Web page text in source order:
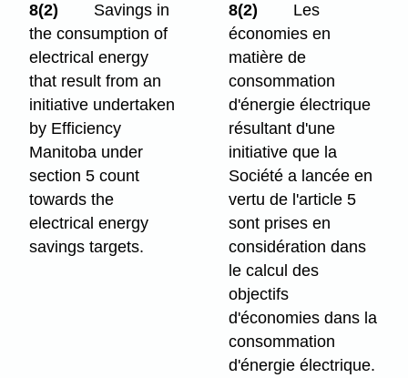
8(2)
Savings in
the consumption of
electrical energy
that result from an
initiative undertaken
by Efficiency
Manitoba under
section 5 count
towards the
electrical energy
savings targets.
8(2)
Les
économies en
matière de
consommation
d'énergie électrique
résultant d'une
initiative que la
Société a lancée en
vertu de l'article 5
sont prises en
considération dans
le calcul des
objectifs
d'économies dans la
consommation
d'énergie électrique.